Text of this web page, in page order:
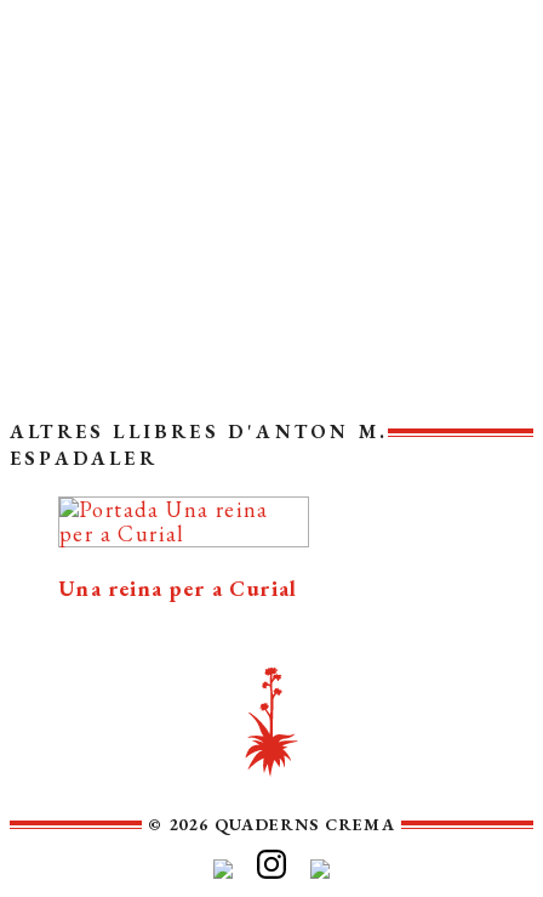
ALTRES LLIBRES D'ANTON M.
ESPADALER
Una reina per a Curial
© 2026 QUADERNS CREMA